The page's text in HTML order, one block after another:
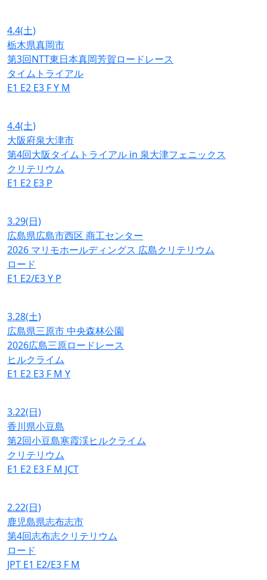
4.4(土)
栃木県真岡市
第3回NTT東日本真岡芳賀ロードレース
タイムトライアル
E1 E2 E3 FY M
4.4(土)
大阪府泉大津市
第4回大阪タイムトライアル in 泉大津フェニックス
クリテリウム
E1 E2 E3 P
3.29(日)
広島県広島市西区 商工センター
2026 マリモホールディングス 広島クリテリウム
ロード
E1 E2/E3Y P
3.28(土)
広島県三原市 中央森林公園
2026広島三原ロードレース
ヒルクライム
E1 E2 E3 F M Y
3.22(日)
香川県小豆島
第2回小豆島寒霞渓ヒルクライム
クリテリウム
E1 E2 E3 F M JCT
2.22(日)
鹿児島県志布志市
第4回志布志クリテリウム
ロード
JPT E1 E2/E3 F M